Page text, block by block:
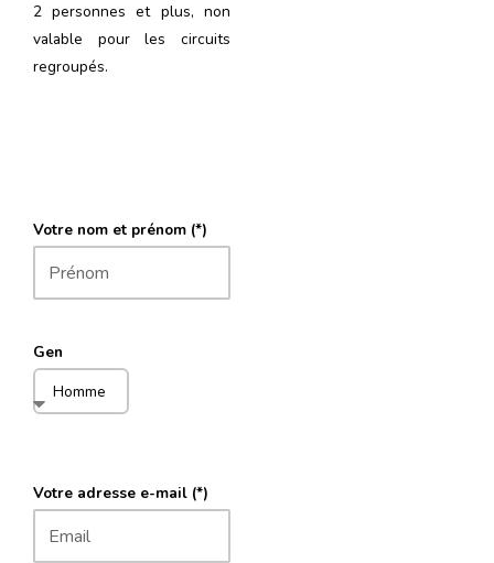
2 personnes et plus, non
valable pour les circuits
regroupés.
Votre nom et prénom (*)
Gen
Votre adresse e-mail (*)